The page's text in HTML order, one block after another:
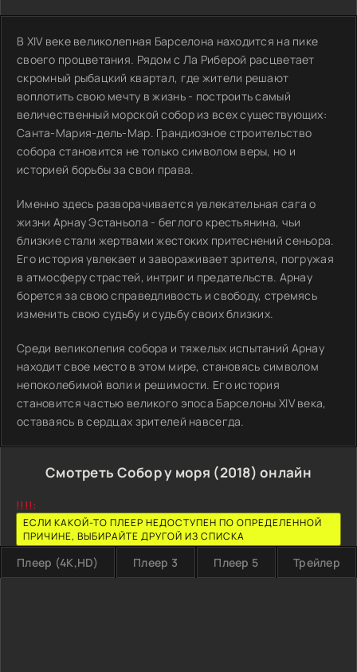
В XIV веке великолепная Барселона находится на пике
своего процветания. Рядом с Ла Риберой расцветает
скромный рыбацкий квартал, где жители решают
воплотить свою мечту в жизнь - построить самый
величественный морской собор из всех существующих:
Санта-Мария-дель-Мар. Грандиозное строительство
собора становится не только символом веры, но и
историей борьбы за свои права.
Именно здесь разворачивается увлекательная сага о
жизни Арнау Эстаньола - беглого крестьянина, чьи
близкие стали жертвами жестоких притеснений сеньора.
Его история увлекает и завораживает зрителя, погружая
в атмосферу страстей, интриг и предательств. Арнау
борется за свою справедливость и свободу, стремясь
изменить свою судьбу и судьбу своих близких.
Среди великолепия собора и тяжелых испытаний Арнау
находит свое место в этом мире, становясь символом
непоколебимой воли и решимости. Его история
становится частью великого эпоса Барселоны XIV века,
оставаясь в сердцах зрителей навсегда.
Смотреть Собор у моря (2018) онлайн
!!!!:
ЕСЛИ КАКОЙ-ТО ПЛЕЕР НЕДОСТУПЕН ПО ОПРЕДЕЛЕННОЙ
ПРИЧИНЕ, ВЫБИРАЙТЕ ДРУГОЙ ИЗ СПИСКА
Плеер (4K,HD) Плеер 3 Плеер 5 Трейлер